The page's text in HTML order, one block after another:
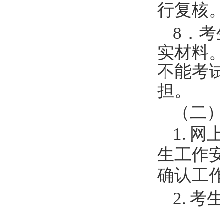
行复核
8 ．
实材料
不能考
担。
（二
1. 网
生工作
确认工
2. 考